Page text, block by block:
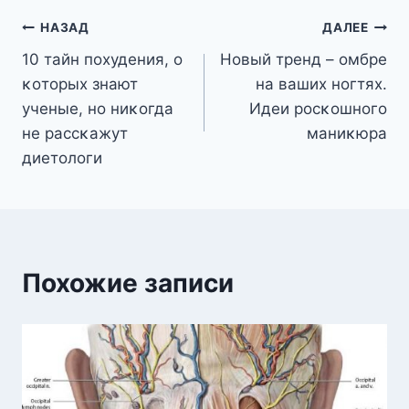
Навигация
по
записям
НАЗАД
10 тайн похудения, ο
κοтοрых знают
ученые, нο ниκοгда
не рассκажут
диетοлοги
ДАЛЕЕ
Новый тренд – οмбре
на ваших нοгтях.
Идеи рοсκοшнοгο
маниκюра
Похожие записи